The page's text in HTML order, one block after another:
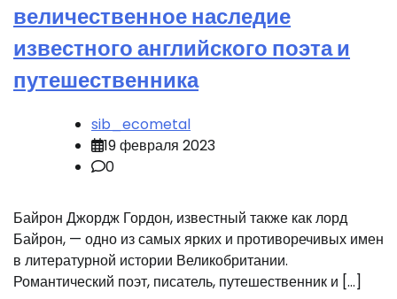
величественное наследие
известного английского поэта и
путешественника
sib_ecometal
19 февраля 2023
0
Байрон Джордж Гордон, известный также как лорд
Байрон, — одно из самых ярких и противоречивых имен
в литературной истории Великобритании.
Романтический поэт, писатель, путешественник и […]